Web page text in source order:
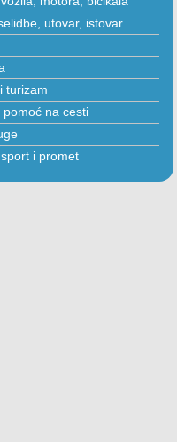
utovar, istovar
turizam
pomoć na cesti
i promet